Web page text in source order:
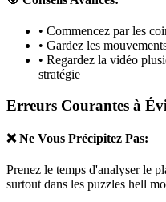
• Commencez par les
• Gardez les
• Regardez la vidéo
stratégie
Erreurs Courantes à
❌ Ne Vous Précipitez Pas:
Prenez le temps d'analyser le
surtout dans les puzzles hell